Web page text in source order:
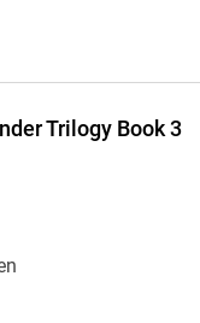
Trilogy Book 3